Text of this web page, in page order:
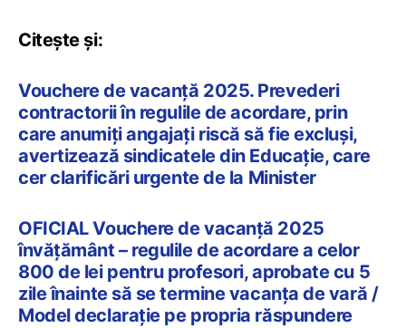
Citește și:
Vouchere de vacanță 2025. Prevederi
contractorii în regulile de acordare, prin
care anumiți angajați riscă să fie excluși,
avertizează sindicatele din Educație, care
cer clarificări urgente de la Minister
OFICIAL Vouchere de vacanță 2025
învățământ – regulile de acordare a celor
800 de lei pentru profesori, aprobate cu 5
zile înainte să se termine vacanța de vară /
Model declarație pe propria răspundere